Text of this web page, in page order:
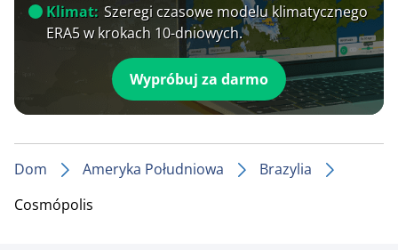
Klimat: Szeregi czasowe modelu klimatycznego
ERA5 w krokach 10-dniowych.
Wypróbuj za darmo
Dom Ameryka Południowa
Brazylia
Cosmópolis